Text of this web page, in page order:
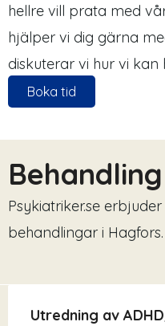
hellre vill prata med
hjälper vi dig gärna
diskuterar vi hur vi kan
Boka tid
Behandling
Psykiatriker.se
behandlingar i Hagfors.
Utredning av